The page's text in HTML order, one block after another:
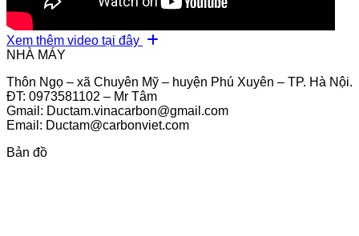
Xem thêm video tại đây
NHÀ MÁY
Thôn Ngọ – xã Chuyên Mỹ – huyện Phú Xuyên – TP. Hà Nội.
ĐT: 0973581102 – Mr Tâm
Gmail: Ductam.vinacarbon@gmail.com
Email: Ductam@carbonviet.com
Bản đồ